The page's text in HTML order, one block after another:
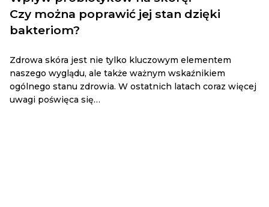
Czy można poprawić jej stan dzięki
bakteriom?
Zdrowa skóra jest nie tylko kluczowym elementem
naszego wyglądu, ale także ważnym wskaźnikiem
ogólnego stanu zdrowia. W ostatnich latach coraz więcej
uwagi poświęca się…